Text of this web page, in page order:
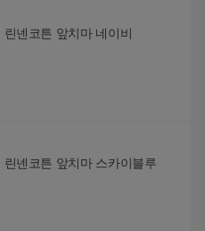
넨코튼 앞치마 네이비
린넨코튼 앞치마 스카이블루